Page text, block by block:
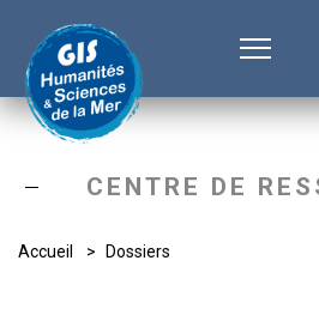
CENTRE DE
Accueil Dossiers